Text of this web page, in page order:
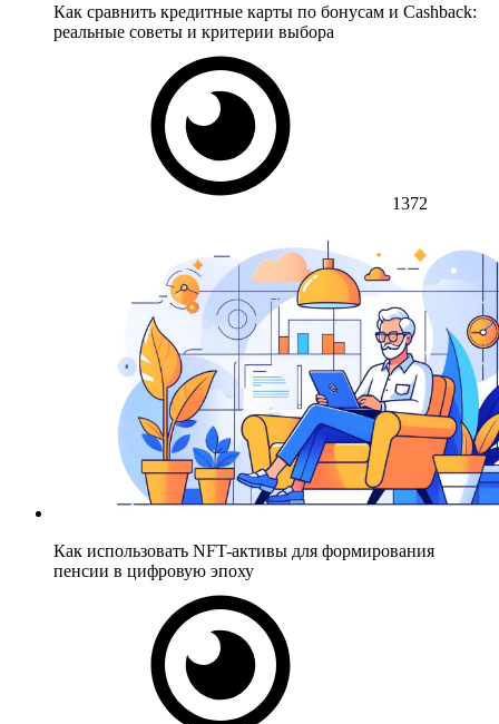
Как сравнить кредитные карты по бонусам и Cashback:
реальные советы и критерии выбора
1372
Как использовать NFT-активы для формирования
пенсии в цифровую эпоху